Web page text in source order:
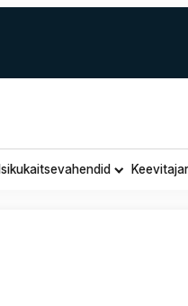
Isikukaitsevahendid